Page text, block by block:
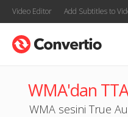
Video Editor Add Subtitles to
WMA'dan
WMA sesini True